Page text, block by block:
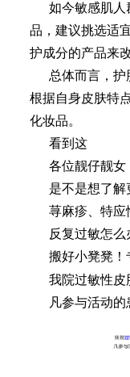
如今敏感肌
品，建议挑选适
护成分的产品来
总体而言，护
根据自身皮肤特
化妆品。
看到这
各位靓仔靓女
是不是想了
荨麻疹、特
反复过敏怎么
搬好小凳凳
我院过敏性
凡参与活动